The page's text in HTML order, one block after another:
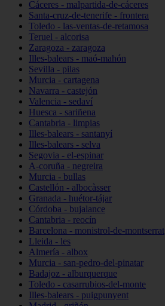
Cáceres - malpartida-de-cáceres
Santa-cruz-de-tenerife - frontera
Toledo - las-ventas-de-retamosa
Teruel - alcorisa
Zaragoza - zaragoza
Illes-balears - maó-mahón
Sevilla - pilas
Murcia - cartagena
Navarra - castejón
Valencia - sedaví
Huesca - sariñena
Cantabria - limpias
Illes-balears - santanyí
Illes-balears - selva
Segovia - el-espinar
A-coruña - negreira
Murcia - bullas
Castellón - albocàsser
Granada - huétor-tájar
Córdoba - bujalance
Cantabria - reocín
Barcelona - monistrol-de-montserrat
Lleida - les
Almería - albox
Murcia - san-pedro-del-pinatar
Badajoz - alburquerque
Toledo - casarrubios-del-monte
Illes-balears - puigpunyent